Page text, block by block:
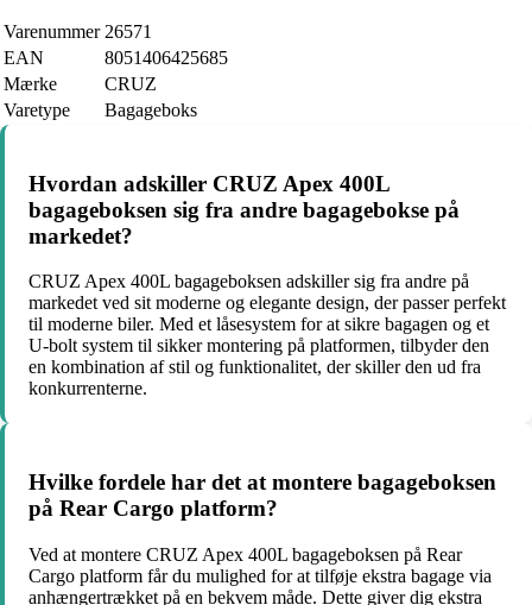
Varenummer 26571
EAN
8051406425685
Mærke
CRUZ
Varetype
Bagageboks
Hvordan adskiller CRUZ Apex 400L
bagageboksen sig fra andre bagagebokse på
markedet?
CRUZ Apex 400L bagageboksen adskiller sig fra andre på
markedet ved sit moderne og elegante design, der passer perfekt
til moderne biler. Med et låsesystem for at sikre bagagen og et
U-bolt system til sikker montering på platformen, tilbyder den
en kombination af stil og funktionalitet, der skiller den ud fra
konkurrenterne.
Hvilke fordele har det at montere bagageboksen
på Rear Cargo platform?
Ved at montere CRUZ Apex 400L bagageboksen på Rear
Cargo platform får du mulighed for at tilføje ekstra bagage via
anhængertrækket på en bekvem måde. Dette giver dig ekstra